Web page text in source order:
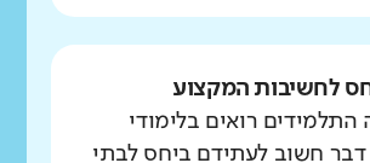
לחשיבות המקצוע
התלמידים רואים בלימודי
חשוב לעתידם ביחס לבתי